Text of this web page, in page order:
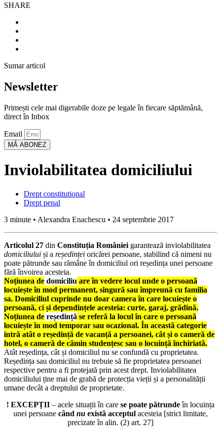
SHARE
Sumar articol
Newsletter
Primești cele mai digerabile doze pe legale în fiecare săptămână,
direct în Inbox
Email
MĂ ABONEZ
Inviolabilitatea domiciliului
Drept constitutional
Drept penal
3 minute • Alexandra Enachescu • 24 septembrie 2017
Articolul 27 din Constituția României garantează inviolabilitatea
domiciliului și a reședinței oricărei persoane, stabilind că nimeni nu
poate pătrunde sau rămâne în domiciliul ori reședința unei persoane
fără învoirea acesteia.
Noțiunea de domiciliu are în vedere locul unde o persoană
locuiește în mod permanent, singură sau împreună cu familia
sa. Domiciliul cuprinde nu doar camera în care locuiește o
persoană, ci și dependințele acesteia: curte, garaj, grădină.
Noțiunea de reședință se referă la locul în care o persoană
locuiește în mod temporar sau ocazional. În această categorie
intră atât o reședință de vacanță a persoanei, cât și o cameră de
hotel, o cameră de cămin studențesc sau o locuință închiriată.
Atât reședința, cât și domiciliul nu se confundă cu proprietatea.
Reședința sau domiciliul nu trebuie să fie proprietatea persoanei
respective pentru a fi protejată prin acest drept. Inviolabilitatea
domiciliului ține mai de grabă de protecția vieții și a personalității
umane decât a dreptului de proprietate.
! EXCEPȚII – acele situații în care se poate pătrundeîn locuința
unei persoane când nu există acceptul acesteia [strict limitate,
precizate în alin. (2) art. 27]